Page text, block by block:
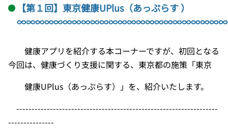
【第１回】東京健康UPlus（あっぷらす）
健康アプリを紹介する本コーナーですが、初回となる
今回は、健康づくり支援に関する、東京都の施策「東京
健康UPlus （あっぷらす）」を、紹介いたします。
------------------------------------------------------------------
---------------